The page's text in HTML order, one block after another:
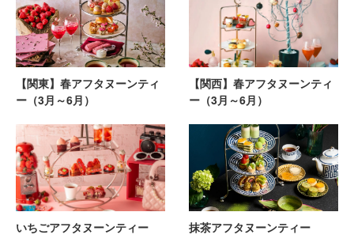
【関東】春アフタヌーンティ
ー（3月～6月）
【関西】春アフタヌーンティ
ー（3月～6月）
いちごアフタヌーンティー 抹茶アフタヌーンティー